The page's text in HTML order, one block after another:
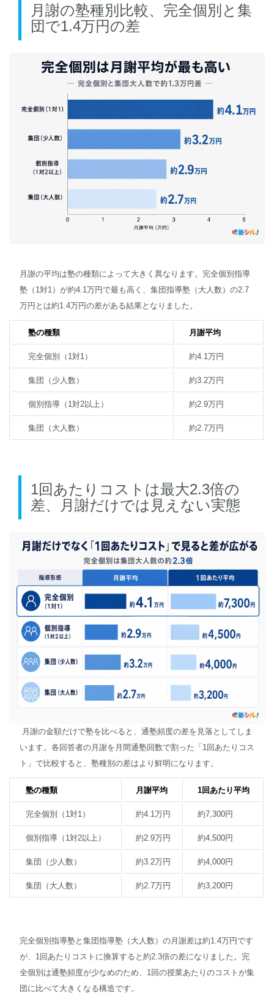
月謝の塾種別比較、完全個別と集
団で1.4万円の差
月謝の平均は塾の種類によって大きく異なります。完全個別指導
塾（1対1）が約4.1万円で最も高く、集団指導塾（大人数）の2.7
万円とは約1.4万円の差がある結果となりました。
塾の種類 月謝平均
完全個別（1対1） 約4.1万円
集団（少人数） 約3.2万円
個別指導（1対2以上） 約2.9万円
集団（大人数） 約2.7万円
1回あたりコストは最大2.3倍の
差、月謝だけでは見えない実態
月謝の金額だけで塾を比べると、通塾頻度の差を見落としてしま
います。各回答者の月謝を月間通塾回数で割った「1回あたりコス
ト」で比較すると、塾種別の差はより鮮明になります。
塾の種類 月謝平均 1回あたり平均
完全個別（1対1） 約4.1万円 約7,300円
個別指導（1対2以上） 約2.9万円 約4,500円
集団（少人数） 約3.2万円 約4,000円
集団（大人数） 約2.7万円 約3,200円
完全個別指導塾と集団指導塾（大人数）の月謝差は約1.4万円です
が、1回あたりコストに換算すると約2.3倍の差になりました。完
全個別は通塾頻度が少なめのため、1回の授業あたりのコストが集
団に比べて大きくなる構造です。